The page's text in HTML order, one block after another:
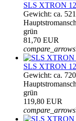
SLS XTRON
Gewicht: ca.
grün
81,70 EUR
compare_arrows
SLS XTRON
Gewicht: ca.
grün
119,80 EUR
compare_arrows